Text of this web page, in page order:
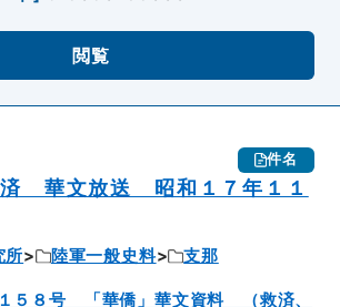
閲覧
件名
済 華文放送 昭和１７年１１
所 陸軍一般史料
支那
５８号 「華僑」華文資料 （救済、